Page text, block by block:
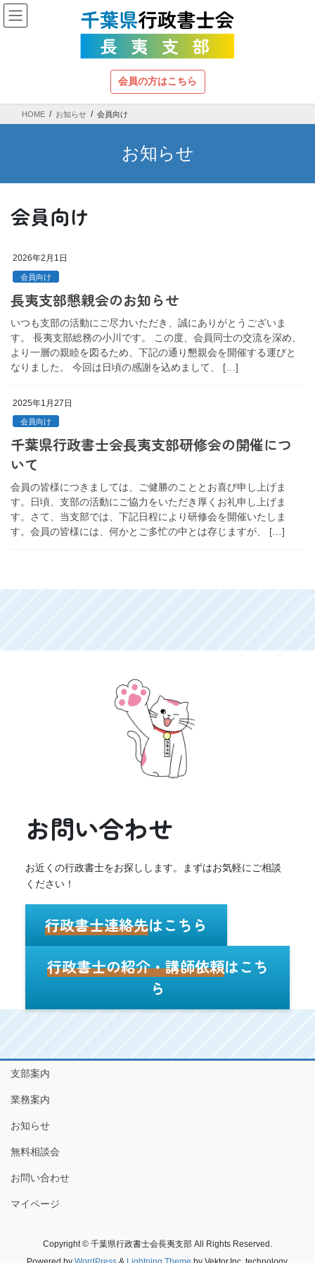
コ
ン
ッ
ナ
ビ
移
会員の方はこちら
HOME お知らせ 会員向け
お知らせ
会員向け
2026年2月1日
会員向け
長夷支部懇親会のお知らせ
いつも支部の活動にご尽力いただき、誠にありがとうございま
す。 長夷支部総務の小川です。 この度、会員同士の交流を深め、
より一層の親睦を図るため、下記の通り懇親会を開催する運びと
なりました。 今回は日頃の感謝を込めまして、 […]
2025年1月27日
会員向け
千葉県行政書士会長夷支部研修会の開催につ
いて
会員の皆様につきましては、ご健勝のこととお喜び申し上げま
す。日頃、支部の活動にご協力をいただき厚くお礼申し上げま
す。さて、当支部では、下記日程により研修会を開催いたしま
す。会員の皆様には、何かとご多忙の中とは存じますが、 […]
お問い合わせ
お近くの行政書士をお探しします。まずはお気軽にご相談
ください！
行政書士連絡先はこちら
行政書士の紹介・講師依頼はこち
ら
支部案内
業務案内
お知らせ
無料相談会
お問い合わせ
マイページ
Copyright © 千葉県行政書士会長夷支部 All Rights Reserved.